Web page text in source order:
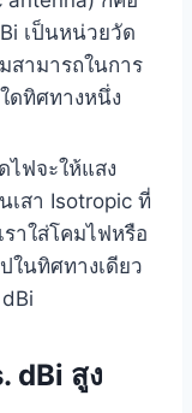
เป็นหน่วยวัด
สามารถในการ
ดทิศทางหนึ่ง
ฟจะให้แสง
เสา Isotropic ที่
าใส่โคมไฟหรือ
ในทิศทางเดียว
dBi สูง